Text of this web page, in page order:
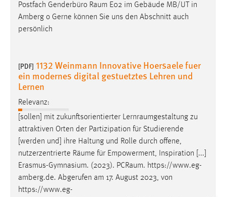
Postfach Genderbüro Raum E02 im Gebäude MB/UT in
Amberg o Gerne können Sie uns den Abschnitt auch
persönlich
[PDF] 1132 Weinmann Innovative Hoersaele fuer
ein modernes digital gestuetztes Lehren und
Lernen
Relevanz:
[sollen] mit zukunftsorientierter Lernraumgestaltung zu
attraktiven Orten der Partizipation für Studierende
[werden und] ihre Haltung und Rolle durch offene,
nutzerzentrierte Räume für Empowerment, Inspiration [...]
Erasmus-Gymnasium. (2023). PCRaum. https://www.eg-
amberg.de. Abgerufen am 17. August 2023, von
https://www.eg-